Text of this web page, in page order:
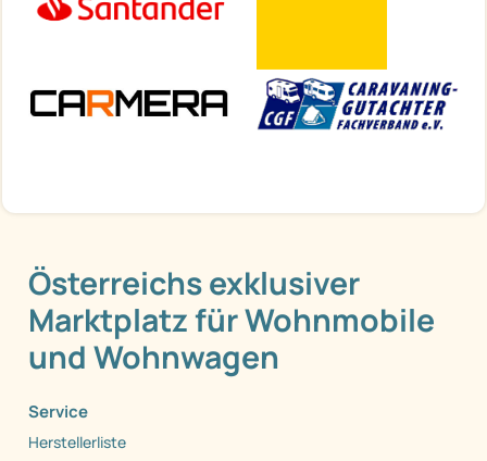
Österreichs exklusiver
Marktplatz für Wohnmobile
und Wohnwagen
Service
Herstellerliste